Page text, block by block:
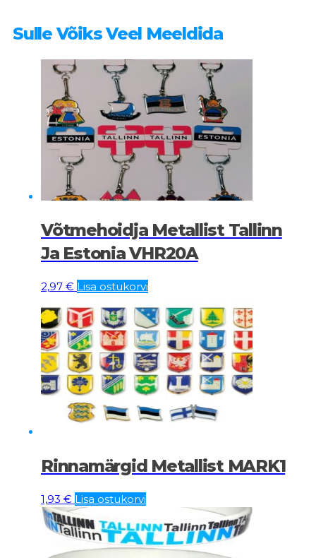
Sulle Võiks Veel Meeldida
Võtmehoidja Metallist Tallinn
Ja Estonia VHR20A
2,97 € Lisa ostukorvi
Rinnamärgid Metallist MARK1
1,93 € Lisa ostukorvi